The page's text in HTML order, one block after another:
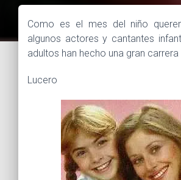
Como es el mes del niño
algunos actores y cantantes
adultos han hecho una gran carrera
Lucero